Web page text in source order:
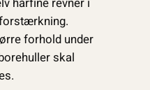
forhold under
skal